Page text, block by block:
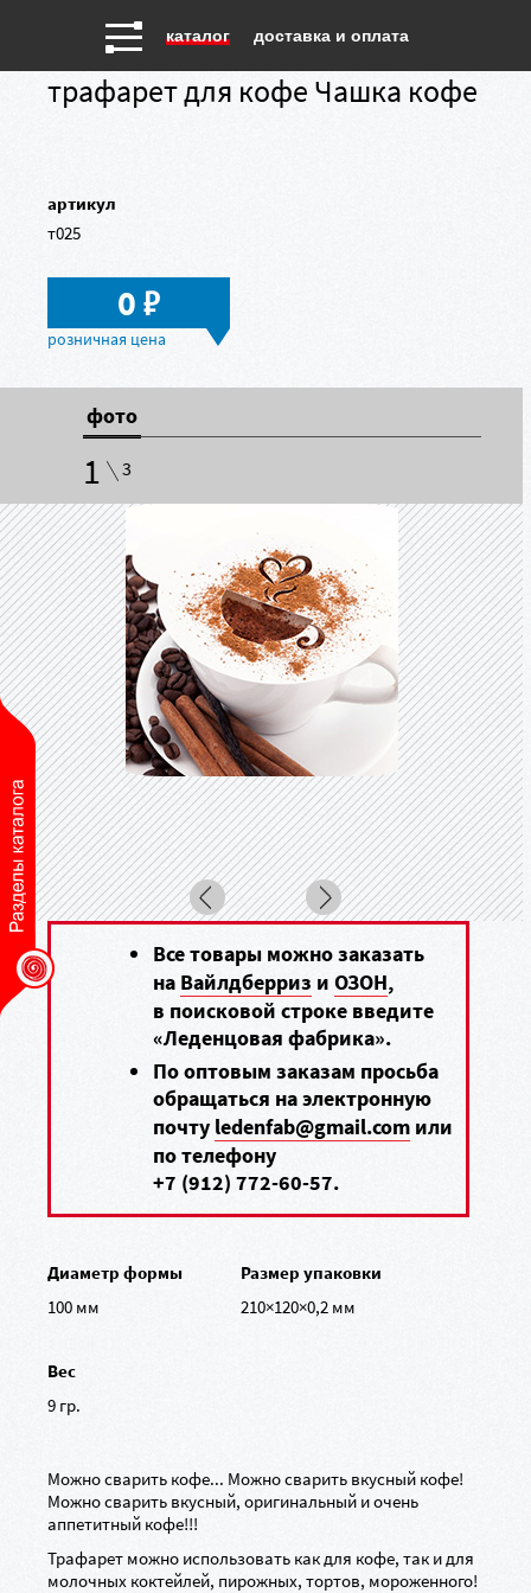
каталог доставка и оплата
трафарет для кофе Чашка кофе
артикул
т025
0в
фото
1 3
Все товары можно заказать
на Вайлдберриз иОЗОН,
в поисковой строке введите
«Леденцовая фабрика».
По оптовым заказам просьба
обращаться на электронную
почту ledenfab@gmail.com или
по телефону
+7 (912) 772-60-57.
Диаметр формы
100 мм
Размер упаковки
210×120×0,2 мм
Вес
9 гр.
Можно сварить кофе... Можно сварить вкусный кофе!
Можно сварить вкусный, оригинальный и очень
аппетитный кофе!!!
Трафарет можно использовать как для кофе, так и для
молочных коктейлей, пирожных, тортов, мороженного!